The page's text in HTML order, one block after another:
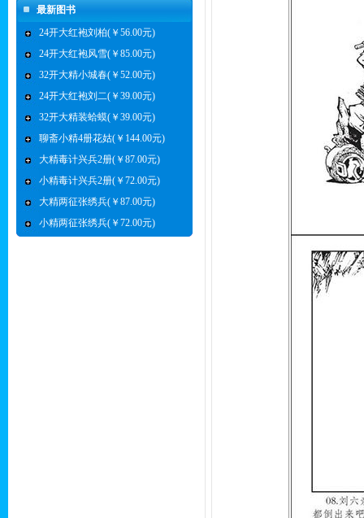
最新图书
24开大红袍刘柏(￥56.00元)
24开大红袍风雪(￥85.00元)
32开大精小城春(￥52.00元)
24开大红袍刘二(￥39.00元)
32开大精装蛤蟆(￥39.00元)
聊斋小精4册花姑(￥144.00元)
大精毒计兴兵2册(￥87.00元)
小精毒计兴兵2册(￥72.00元)
大精两征张绣兵(￥87.00元)
小精两征张绣兵(￥72.00元)